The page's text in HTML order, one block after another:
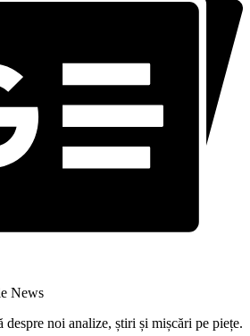
News
noi analize, știri și mișcări pe piețe.